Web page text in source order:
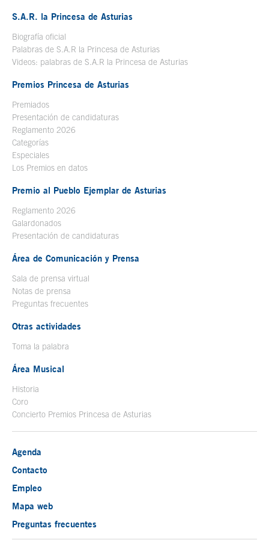
S.A.R. la Princesa de Asturias
Biografía oficial
Palabras de S.A.R la Princesa de Asturias
Videos: palabras de S.A.R la Princesa de Asturias
Premios Princesa de Asturias
Premiados
Presentación de candidaturas
Reglamento 2026
Categorías
Especiales
Los Premios en datos
Premio al Pueblo Ejemplar de Asturias
Reglamento 2026
Galardonados
Presentación de candidaturas
Área de Comunicación y Prensa
Sala de prensa virtual
Notas de prensa
Preguntas frecuentes
Otras actividades
Toma la palabra
Área Musical
Historia
Coro
Concierto Premios Princesa de Asturias
Agenda
Contacto
Empleo
Mapa web
Preguntas frecuentes